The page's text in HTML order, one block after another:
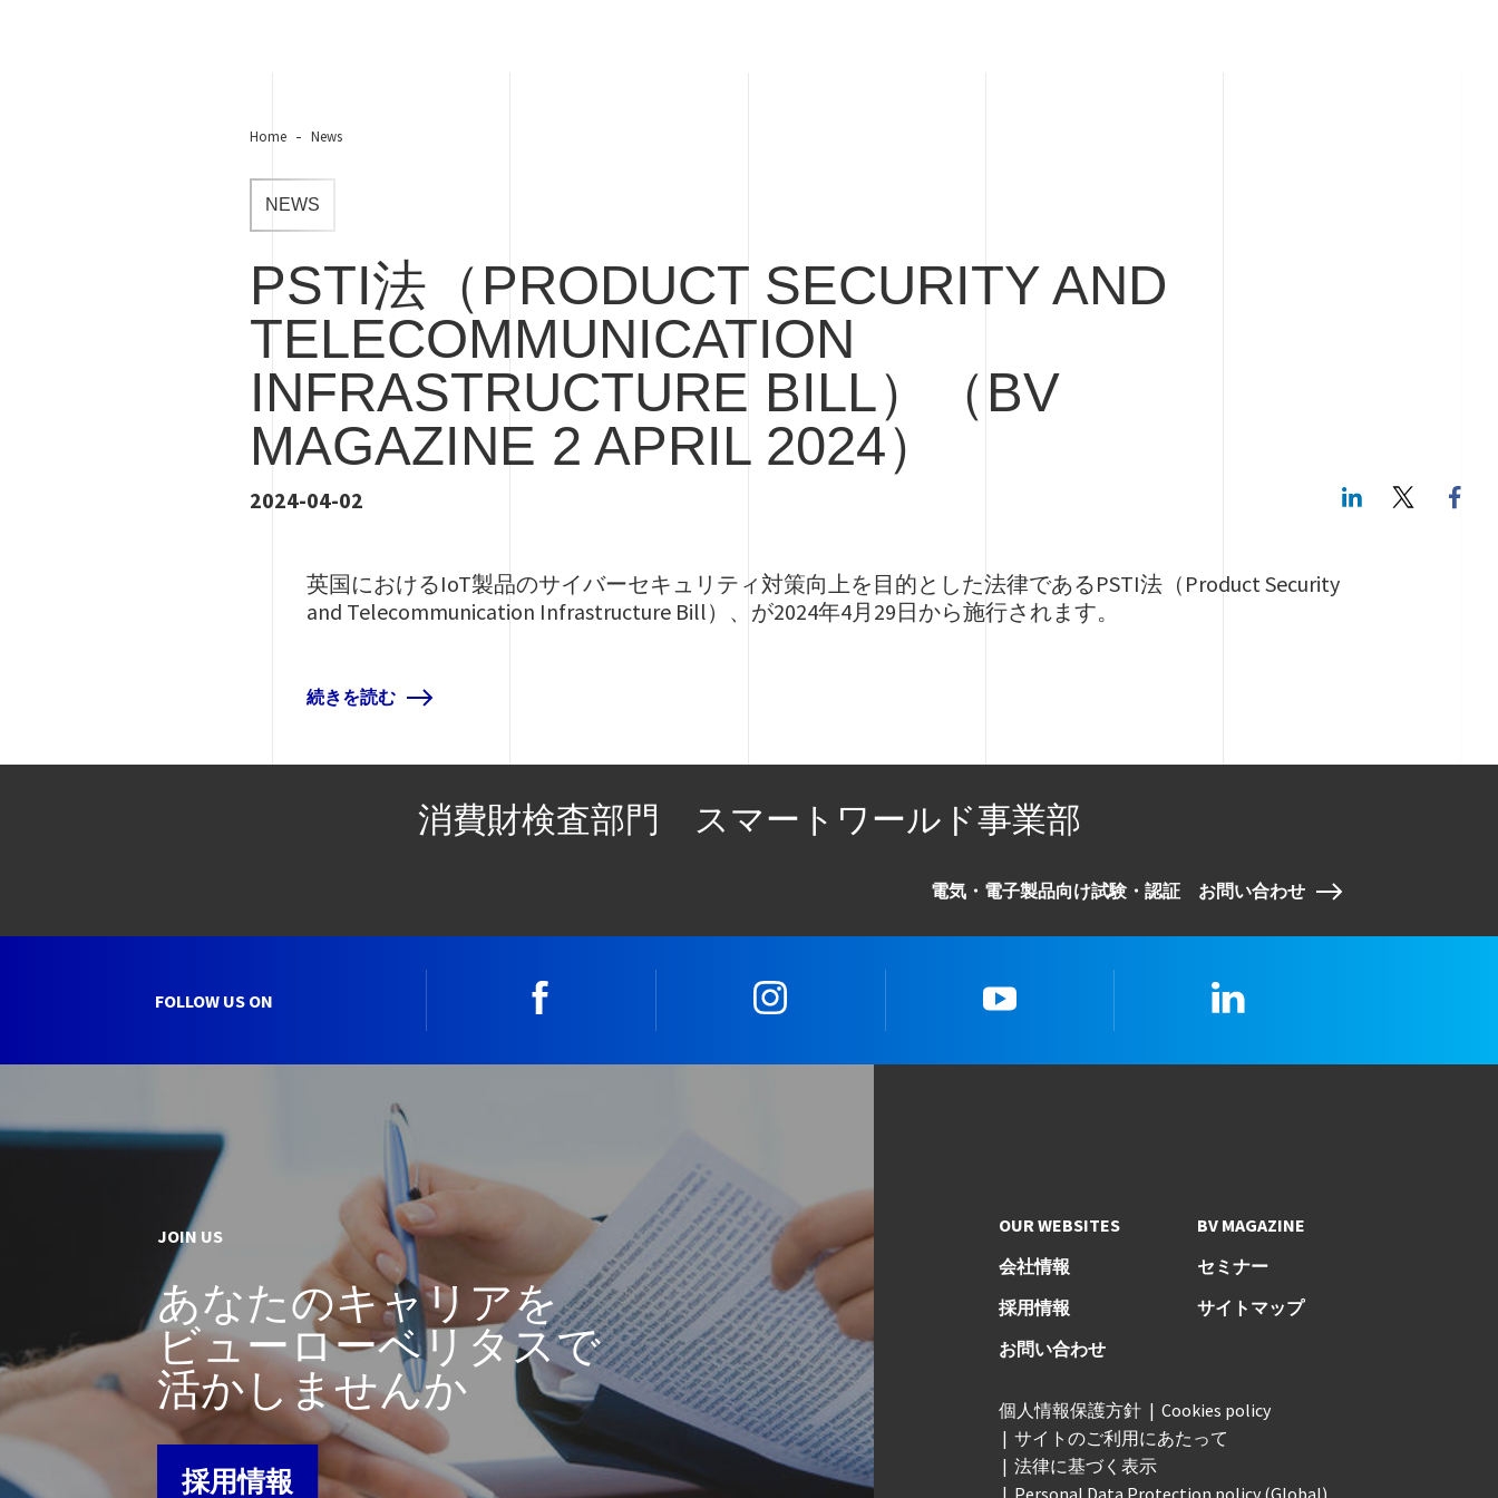
Home News
NEWS
PSTI法（PRODUCT SECURITY AND
TELECOMMUNICATION
INFRASTRUCTURE BILL）（BV
MAGAZINE 2 APRIL 2024）
2024-04-02 LinkedIn
英国におけるIoT製品のサイバーセキュリティ対策向上を目的とした法律であるPSTI法（Product Security
and Telecommunication Infrastructure Bill）、が2024年4月29日から施行されます。
続きを読む
消費財検査部門 スマートワールド事業部
電気・電子製品向け試験・認証 お問い合わせ
FOLLOW US ON
JOIN US
あなたのキャリアを
ビューローベリタスで
活かしませんか
採用情報
OUR WEBSITES
会社情報
採用情報
お問い合わせ
BV MAGAZINE
セミナー
サイトマップ
個人情報保護方針
Cookies policy
サイトのご利用にあたって
法律に基づく表示
Personal Data Protection policy (Global)